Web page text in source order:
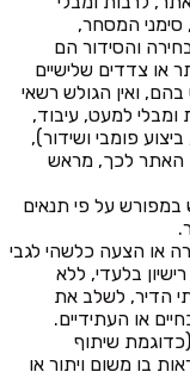
המסחר,
והסידור הם
או צדדים שלישיים
ואין הגולש רשאי
למעט, עיבוד,
פומבי ושידור),
האתר לכך, מראש
על פי תנאים
או הצעה כלשהי לגבי
בלעדי, ללא
הדיר, לשלב את
או העתידיים.
שיתוף
בו משום ויתור או